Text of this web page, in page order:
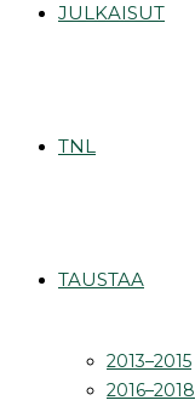
JULKAISUT
TNL
TAUSTAA
2013–2015
2016–2018